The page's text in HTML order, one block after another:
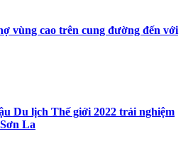
vùng cao trên cung đường đến với
Du lịch Thế giới 2022 trải nghiệm
La